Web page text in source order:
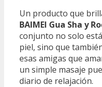
Un producto que
BAIMEI Gua Sha y
conjunto no solo
piel, sino que
esas amigas que
un simple masaje
diario de relajación.